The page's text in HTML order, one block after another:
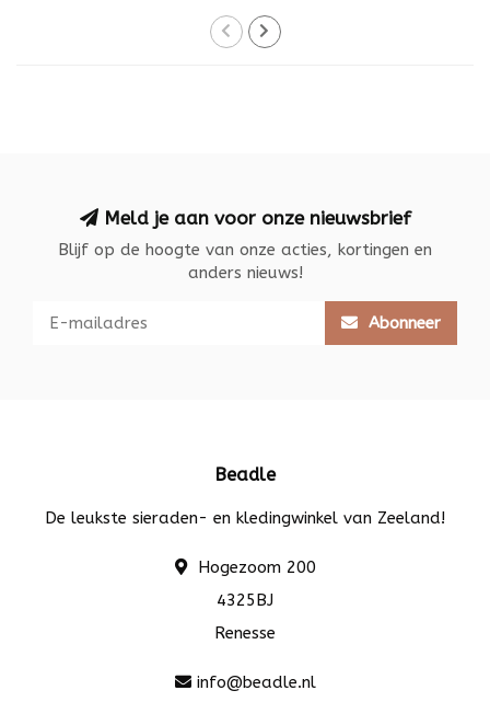
Meld je aan voor onze nieuwsbrief
Blijf op de hoogte van onze acties, kortingen en
anders nieuws!
Abonneer
Beadle
De leukste sieraden- en kledingwinkel van Zeeland!
Hogezoom 200
4325BJ
Renesse
info@beadle.nl